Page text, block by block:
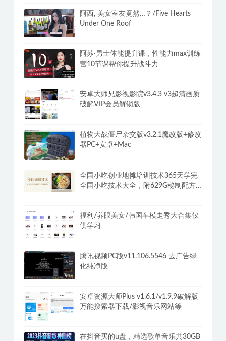
阿西, 美女室友竟然…？/Five Hearts
Under One Roof
阿苏·男士体能提升课，性能力max训练
营10节课帮你提升战斗力
安卓大师兄影视影院v3.4.3 v3超清画质
破解VIP会员解锁版
植物大战僵尸杂交版v3.2.1魔改版+修改
器PC+安卓+Mac
全国小吃创业地摊培训技术365天学完
全国小吃技术大全，附629G秘制配方
福利/养眼美女/韩国车模走秀大合集仅
供学习
腾讯视频PC版v11.106.5546 去广告绿
化纯净版
安卓资源大师Plus v1.6.1/v1.9.9破解版
万能搜索器下载/影视音乐网站等
在抖音买的u盘，精选歌单音乐共30GB